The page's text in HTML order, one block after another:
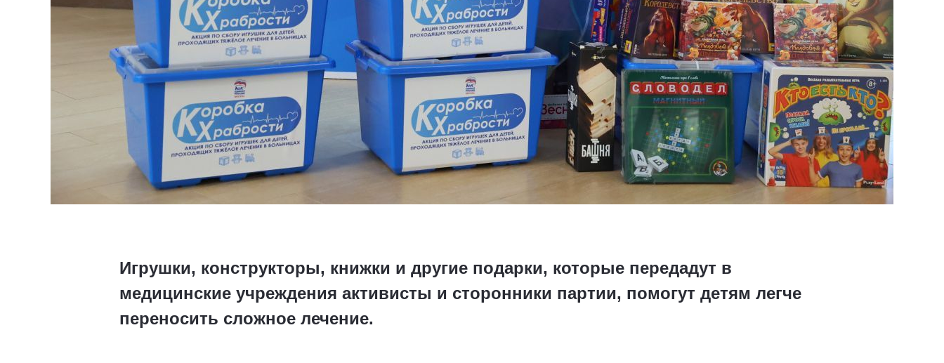
Игрушки, конструкторы, книжки и другие подарки, которые передадут в
медицинские учреждения активисты и сторонники партии, помогут детям легче
переносить сложное лечение.